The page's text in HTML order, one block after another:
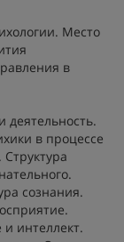
Место
в
деятельность.
в процессе
сознания.
интеллект.